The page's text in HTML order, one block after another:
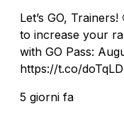
Let’s GO,
to increase your
with GO Pass:
https://t.co/
5 giorni fa